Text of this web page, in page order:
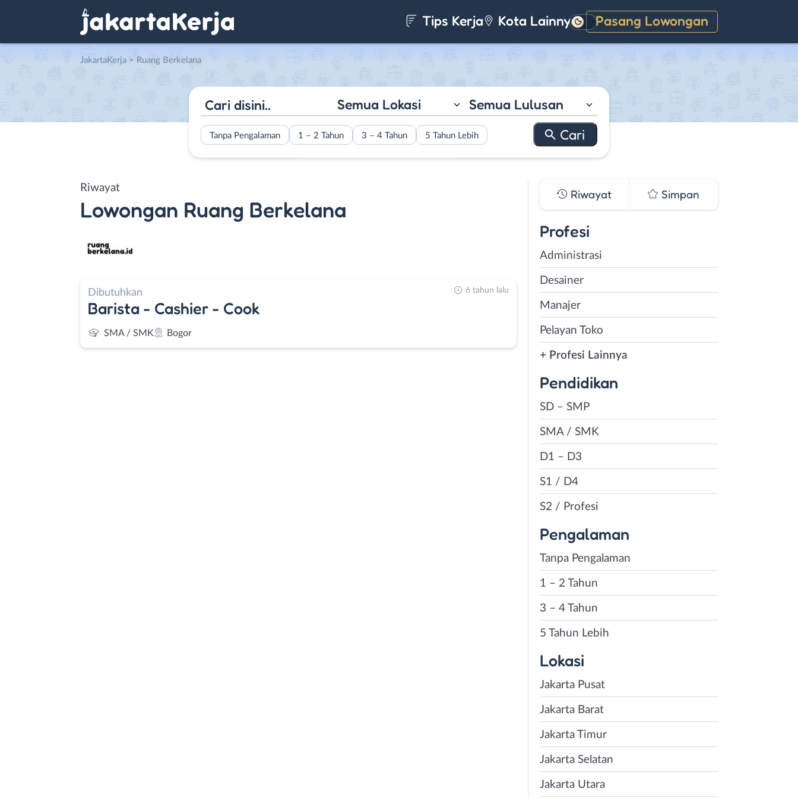
Tips Kerja Kota Lainnya Pasang Lowongan
Gelap
JakartaKerja > Ruang Berkelana
Semua Lokasi Semua Lulusan
Tanpa Pengalaman 1 – 2 Tahun 3 – 4 Tahun 5 Tahun Lebih
Riwayat
Lowongan Ruang Berkelana
Dibutuhkan
Barista - Cashier - Cook
SMA / SMK Bogor
6 tahun lalu
Riwayat Simpan
Profesi
Administrasi
Desainer
Manajer
Pelayan Toko
+ Profesi Lainnya
Pendidikan
SD – SMP
SMA / SMK
D1 – D3
S1 / D4
S2 / Profesi
Pengalaman
Tanpa Pengalaman
1 – 2 Tahun
3 – 4 Tahun
5 Tahun Lebih
Lokasi
Jakarta Pusat
Jakarta Barat
Jakarta Timur
Jakarta Selatan
Jakarta Utara